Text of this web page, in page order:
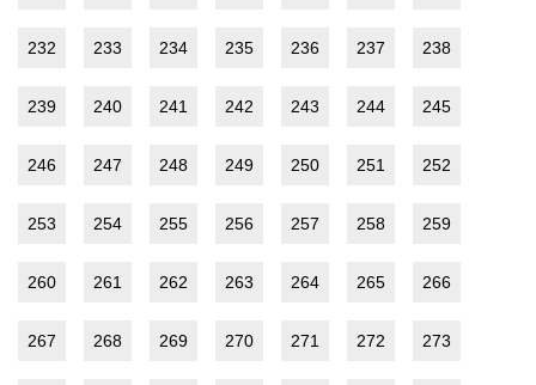
232 233 234 235 236 237 238
239 240 241 242 243 244 245
246 247 248 249 250 251 252
253 254 255 256 257 258 259
260 261 262 263 264 265 266
267 268 269 270 271 272 273